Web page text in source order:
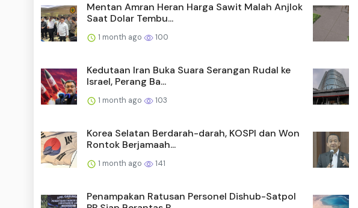
Mentan Amran Heran Harga Sawit Malah Anjlok
Saat Dolar Tembu...
1 month ago 100
Kedutaan Iran Buka Suara Serangan Rudal ke
Israel, Perang Ba...
1 month ago 103
Korea Selatan Berdarah-darah, KOSPI dan Won
Rontok Berjamaah...
1 month ago 141
Penampakan Ratusan Personel Dishub-Satpol